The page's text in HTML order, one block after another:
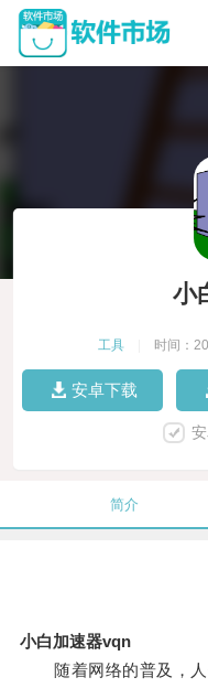
小
工具 时间：
安卓下载
简介
小白加速器vqn
随着网络的普及，人